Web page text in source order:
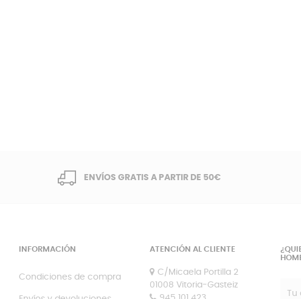
ENVÍOS GRATIS A PARTIR DE 50€
INFORMACIÓN
Condiciones de compra
ATENCIÓN AL CLIENTE
C/Micaela Portilla 2
01008 Vitoria-Gasteiz